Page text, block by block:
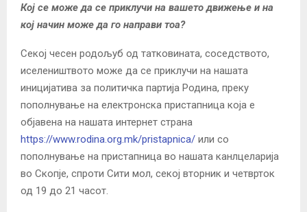
Кој се може да се приклучи на вашето движење и на
кој начин може да го направи тоа?
Секој чесен родољуб од татковината, соседството,
иселеништвото може да се приклучи на нашата
иницијатива за политичка партија Родина, преку
пополнување на електронска пристапница која е
објавена на нашата интернет страна
https://www.rodina.org.mk/pristapnica/ или со
пополнување на пристапница во нашата канлцеларија
во Скопје, спроти Сити мол, секој вторник и четврток
од 19 до 21 часот.